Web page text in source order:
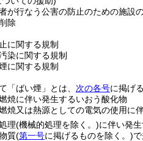
が行なう公害の防止のための施設
除
に関する規制
染に関する規制
に関する規制
「ばい煙」とは、 次の各号に掲げ
焼に伴い発生するいおう酸化物
焼又は熱源としての電気の使用に
理(機械的処理を除く。)に伴い発
質(第一号に掲げるものを除く。)